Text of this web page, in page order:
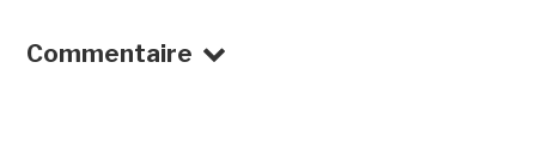
Commentaire